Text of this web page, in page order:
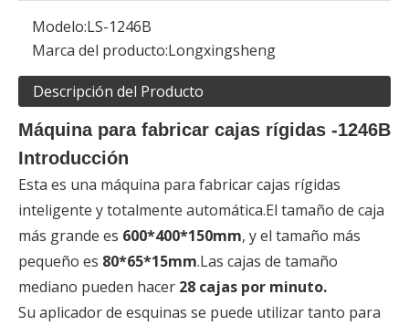
Modelo:LS-1246B
Marca del producto:Longxingsheng
Descripción del Producto
Máquina para fabricar cajas rígidas -1246B
Introducción
Esta es una máquina para fabricar cajas rígidas
inteligente y totalmente automática.El tamaño de caja
más grande es 600*400*150mm, y el tamaño más
pequeño es 80*65*15mm.Las cajas de tamaño
mediano pueden hacer 28 cajas por minuto.
Su aplicador de esquinas se puede utilizar tanto para